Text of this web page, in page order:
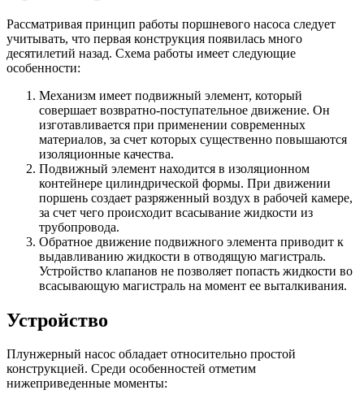
Рассматривая принцип работы поршневого насоса следует
учитывать, что первая конструкция появилась много
десятилетий назад. Схема работы имеет следующие
особенности:
Механизм имеет подвижный элемент, который
совершает возвратно-поступательное движение. Он
изготавливается при применении современных
материалов, за счет которых существенно повышаются
изоляционные качества.
Подвижный элемент находится в изоляционном
контейнере цилиндрической формы. При движении
поршень создает разряженный воздух в рабочей камере,
за счет чего происходит всасывание жидкости из
трубопровода.
Обратное движение подвижного элемента приводит к
выдавливанию жидкости в отводящую магистраль.
Устройство клапанов не позволяет попасть жидкости во
всасывающую магистраль на момент ее выталкивания.
Устройство
Плунжерный насос обладает относительно простой
конструкцией. Среди особенностей отметим
нижеприведенные моменты: